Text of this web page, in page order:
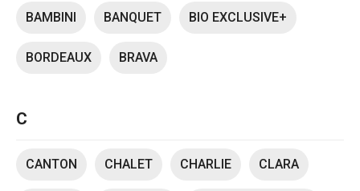
BAMBINI BANQUET BIO EXCLUSIVE+
BORDEAUX BRAVA
C
CANTON CHALET CHARLIE CLARA